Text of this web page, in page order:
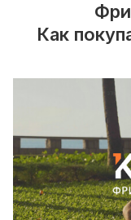
Как